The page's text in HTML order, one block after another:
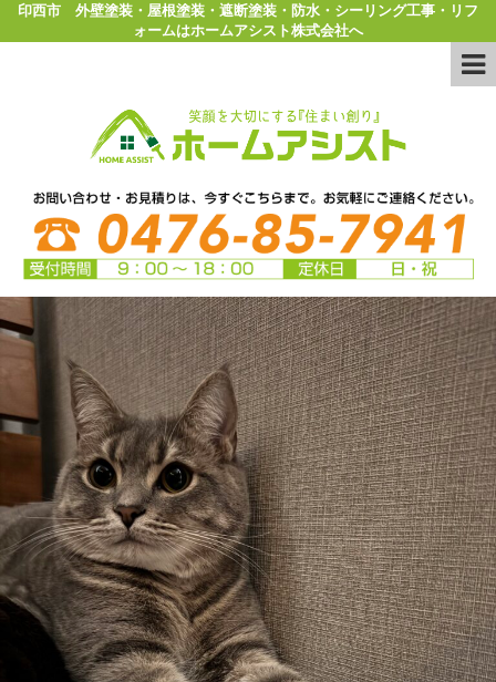
印西市 外壁塗装・屋根塗装・遮断塗装・防水・シーリング工事・リフ
ォームはホームアシスト株式会社へ